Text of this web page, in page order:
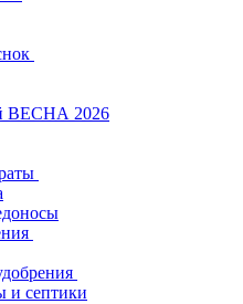
ВЕСНА 2026
и септики